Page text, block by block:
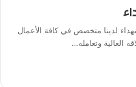
لدينا متخصص في كافة الأعمال
العالية وتعامله…